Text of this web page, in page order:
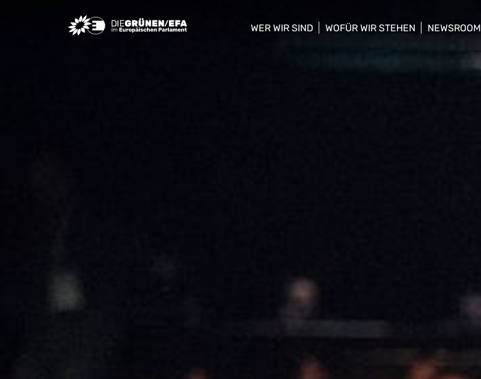
Greens/EFA Home
WER WIR SIND
WOFÜR WIR STEHEN
NEWSROOM